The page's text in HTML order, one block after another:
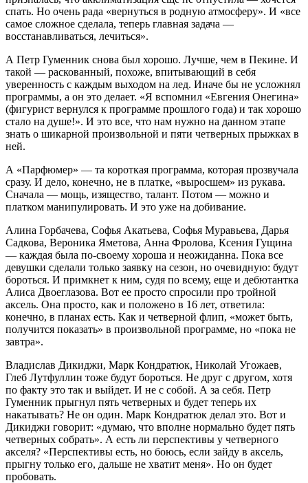
спать. Но очень рада «вернуться в родную атмосферу». И «все
самое сложное сделала, теперь главная задача —
восстанавливаться, лечиться».
А Петр Гуменник снова был хорошо. Лучше, чем в Пекине. И
такой — раскованный, похоже, впитывающий в себя
уверенность с каждым выходом на лед. Иначе бы не усложнял
программы, а он это делает. «Я вспомнил «Евгения Онегина»
(фигурист вернулся к программе прошлого года) и так хорошо
стало на душе!». И это все, что нам нужно на данном этапе
знать о шикарной произвольной и пяти четверных прыжках в
ней.
А «Парфюмер» — та короткая программа, которая прозвучала
сразу. И дело, конечно, не в платке, «выросшем» из рукава.
Сначала — мощь, изящество, талант. Потом — можно и
платком манипулировать. И это уже на добивание.
Алина Горбачева, Софья Акатьева, Софья Муравьева, Дарья
Садкова, Вероника Яметова, Анна Фролова, Ксения Гущина
— каждая была по-своему хороша и неожиданна. Пока все
девушки сделали только заявку на сезон, но очевидную: будут
бороться. И примкнет к ним, судя по всему, еще и дебютантка
Алиса Двоеглазова. Вот ее просто спросили про тройной
аксель. Она просто, как и положено в 16 лет, ответила:
конечно, в планах есть. Как и четверной флип, «может быть,
получится показать» в произвольной программе, но «пока не
завтра».
Владислав Дикиджи, Марк Кондратюк, Николай Угожаев,
Глеб Лутфуллин тоже будут бороться. Не друг с другом, хотя
по факту это так и выйдет. И не с собой. А за себя. Петр
Гуменник прыгнул пять четверных и будет теперь их
накатывать? Не он один. Марк Кондратюк делал это. Вот и
Дикиджи говорит: «думаю, что вполне нормально будет пять
четверных собрать». А есть ли перспективы у четверного
акселя? «Перспективы есть, но боюсь, если зайду в аксель,
прыгну только его, дальше не хватит меня». Но он будет
пробовать.